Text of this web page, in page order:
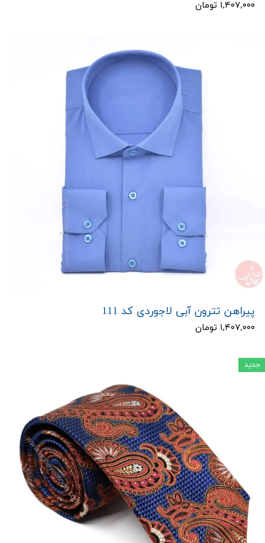
۱,۴۰۷,۰۰۰ تومان
پیراهن تترون آبی لاجوردی کد 111
۱,۴۰۷,۰۰۰ تومان
جدید